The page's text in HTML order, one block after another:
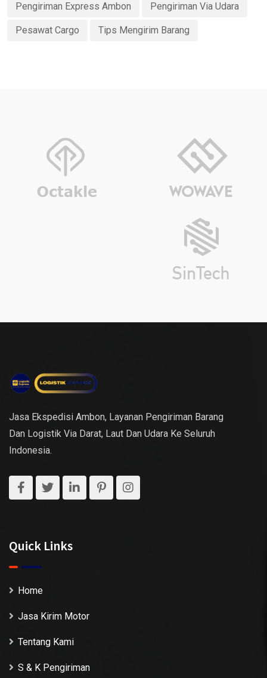
Pengiriman Express Ambon Pengiriman Via Udara
Pesawat Cargo Tips Mengirim Barang
Jasa Ekspedisi Ambon, Layanan Pengiriman Barang
Dan Logistik Via Darat, Laut Dan Udara Ke Seluruh
Indonesia.
Quick Links
Home
Jasa Kirim Motor
Tentang Kami
S & K Pengiriman